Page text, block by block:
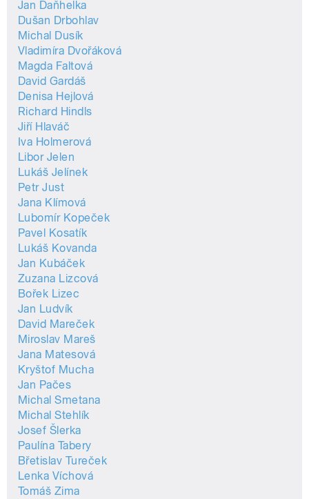
Jan Daňhelka
Dušan Drbohlav
Michal Dusík
Vladimíra Dvořáková
Magda Faltová
David Gardáš
Denisa Hejlová
Richard Hindls
Jiří Hlaváč
Iva Holmerová
Libor Jelen
Lukáš Jelínek
Petr Just
Jana Klímová
Lubomír Kopeček
Pavel Kosatík
Lukáš Kovanda
Jan Kubáček
Zuzana Lizcová
Bořek Lizec
Jan Ludvík
David Mareček
Miroslav Mareš
Jana Matesová
Kryštof Mucha
Jan Pačes
Michal Smetana
Michal Stehlík
Josef Šlerka
Paulína Tabery
Břetislav Tureček
Lenka Víchová
Tomáš Zima